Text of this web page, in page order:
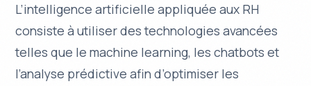
L’intelligence artificielle appliquée aux RH
consiste à utiliser des technologies avancées
telles que le machine learning, les chatbots et
l’analyse prédictive afin d’optimiser les